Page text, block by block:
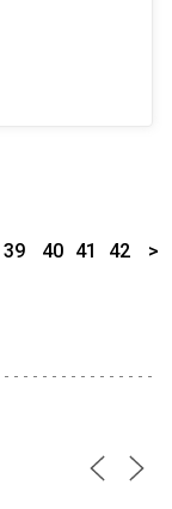
39 40 41 42 >